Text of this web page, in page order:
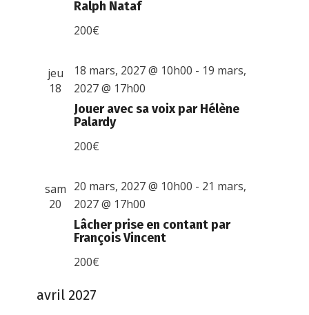
Ralph Nataf
200€
jeu
18
Jouer avec sa voix par Hélène
Palardy
18 mars, 2027 @ 10h00 - 19 mars,
2027 @ 17h00
200€
sam
20
Lâcher prise en contant par
François Vincent
20 mars, 2027 @ 10h00 - 21 mars,
2027 @ 17h00
200€
avril 2027